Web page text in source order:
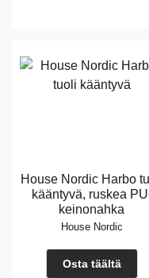
House Nordic Harbo
kääntyvä, ruskea
keinonahka
House Nordic
Osta täältä